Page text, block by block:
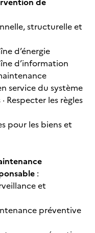
structurelle et
d’énergie
d’information
service du système
Respecter les règles
pour les biens et
:
et
préventive